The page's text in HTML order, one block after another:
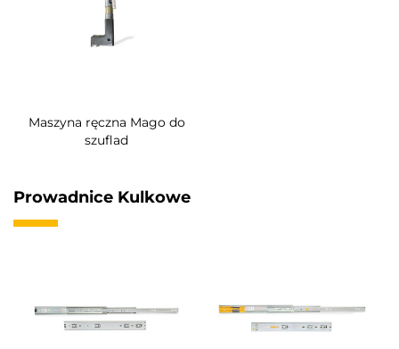
Maszyna ręczna Mago do
szuflad
Prowadnice Kulkowe